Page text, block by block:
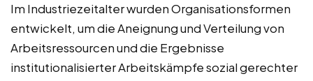
Im Industriezeitalter wurden Organisationsformen
entwickelt, um die Aneignung und Verteilung von
Arbeitsressourcen und die Ergebnisse
institutionalisierter Arbeitskämpfe sozial gerechter